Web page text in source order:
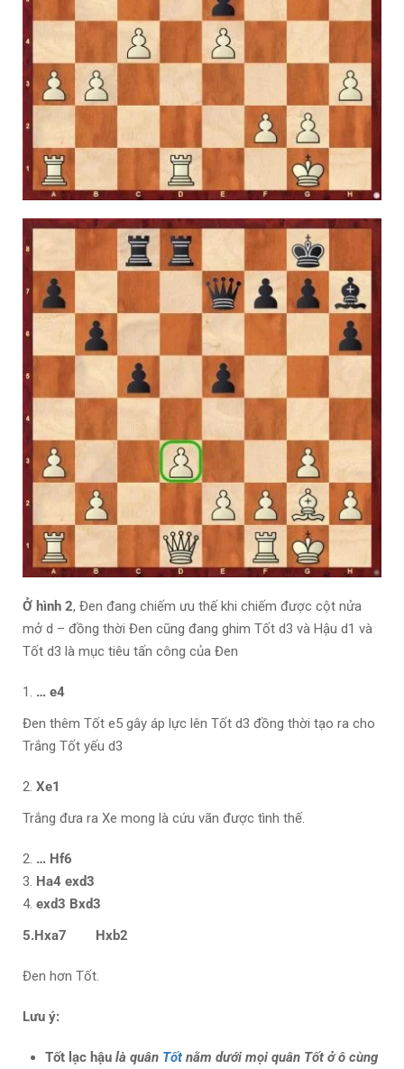
Ở hình 2, Đen đang chiếm ưu thế khi chiếm được cột nửa
mở d – đồng thời Đen cũng đang ghim Tốt d3 và Hậu d1 và
Tốt d3 là mục tiêu tấn công của Đen
… e4
Đen thêm Tốt e5 gây áp lực lên Tốt d3 đồng thời tạo ra cho
Trắng Tốt yếu d3
Xe1
Trắng đưa ra Xe mong là cứu vãn được tình thế.
… Hf6
Ha4 exd3
exd3 Bxd3
5.Hxa7 Hxb2
Đen hơn Tốt.
Lưu ý:
Tốt lạc hậu là quân Tốt nằm dưới mọi quân Tốt ở ô cùng